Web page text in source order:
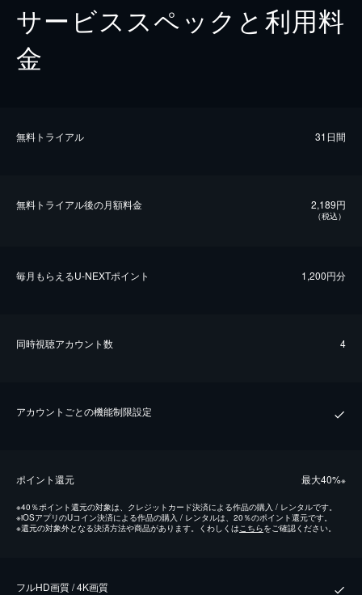
サービススペックと利用料
金
無料トライアル 31日間
無料トライアル後の⽉額料金 2,189円
（税込）
毎⽉もらえるU-NEXTポイント 1,200円分
同時視聴アカウント数 4
アカウントごとの機能制限設定
ポイント還元 最⼤40%※
※40％ポイント還元の対象は、クレジットカード決済による作品の購入 / レンタルです。
※iOSアプリのUコイン決済による作品の購入 / レンタルは、20％のポイント還元です。
※還元の対象外となる決済方法や商品があります。くわしくはこちらをご確認ください。
フルHD画質 / 4K画質